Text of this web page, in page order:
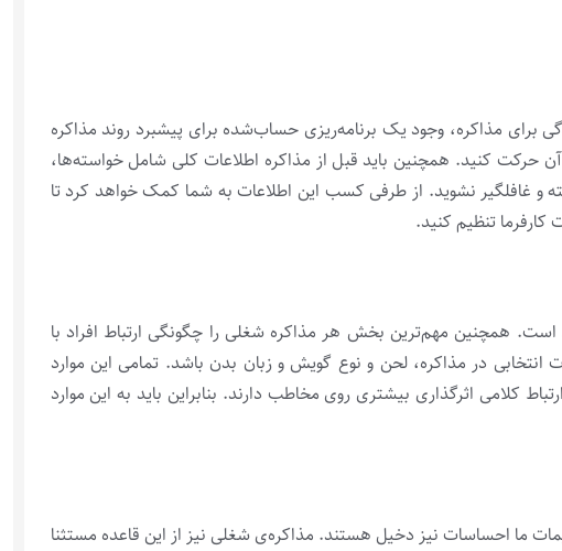
برای مذاکره، وجود یک برنامه‌ریزی حساب‌شده برای پیشبرد روند مذاکره
حرکت کنید. همچنین باید قبل از مذاکره اطلاعات کلی شامل خواسته‌ها،
و غافلگیر نشوید. از طرفی کسب این اطلاعات به شما کمک خواهد کرد تا
تنظیم کنید.
است. همچنین مهم‌ترین بخش هر مذاکره‌ شغلی را چگونگی ارتباط افراد با
در مذاکره، لحن و نوع گویش و زبان بدن باشد. تمامی این موارد
کلامی اثرگذاری بیشتری روی مخاطب دارند. بنابراین باید به این موارد
ما احساسات نیز دخیل هستند. مذاکره‌ی شغلی نیز از این قاعده مستثنا